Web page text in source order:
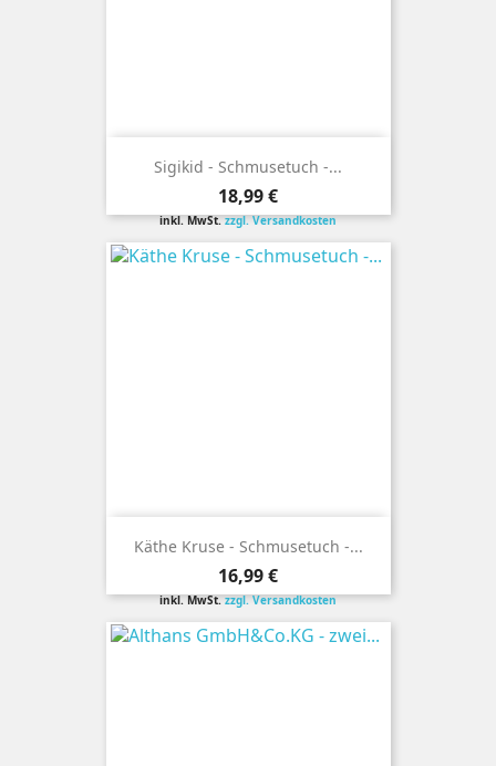
Sigikid - Schmusetuch -...
Preis
18,99 €
inkl. MwSt.zzgl. Versandkosten
Käthe Kruse - Schmusetuch -...
Preis
16,99 €
inkl. MwSt.zzgl. Versandkosten